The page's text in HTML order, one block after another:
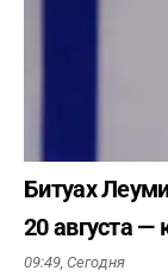
Битуах
20 августа
09:49, Сегодня